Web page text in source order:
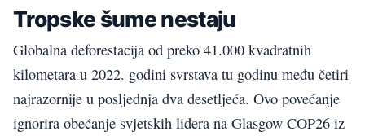
Tropske šume nestaju
Globalna deforestacija od preko 41.000 kvadratnih
kilometara u 2022. godini svrstava tu godinu među četiri
najrazornije u posljednja dva desetljeća. Ovo povećanje
ignorira obećanje svjetskih lidera na Glasgow COP26 iz